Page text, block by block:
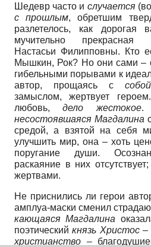
Шедевр часто и случается
с прошлым, обретшим
разлетелось, как дорогая
мучительно прекрасная
Настасьи Филипповны. Кто
Мышкин, Рок? Но они сами –
гибельными порывами к
автор, прощаясь с собой
замыслом, жертвует
любовь,дело жестокое
несостоявшаяся Магдалина
средой, а взятой на себя
улучшить мир, она – хоть
поругание души.
раскаяние в них
жертвами.
Не приснились ли герои
амплуа-маски сменил
кающаяся Магдалина
поэтическийкнязь Христос–
христианство –